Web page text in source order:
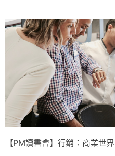
【PM讀書會】行銷：商業世